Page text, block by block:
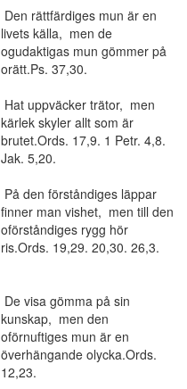
Den rättfärdiges mun är en
livets källa, men de
ogudaktigas mun gömmer på
orätt.Ps. 37,30.
Hat uppväcker trätor, men
kärlek skyler allt som är
brutet.Ords. 17,9. 1 Petr. 4,8.
Jak. 5,20.
På den förståndiges läppar
finner man vishet, men till den
oförståndiges rygg hör
ris.Ords. 19,29. 20,30. 26,3.
De visa gömma på sin
kunskap, men den
oförnuftiges mun är en
överhängande olycka.Ords.
12,23.